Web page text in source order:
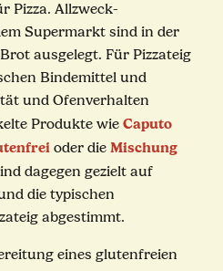
Pizza. Allzweck-
Supermarkt sind in der
ausgelegt. Für Pizzateig
Bindemittel und
und Ofenverhalten
Produkte wie Caputo
oder die Mischung
dagegen gezielt auf
die typischen
abgestimmt.
eines glutenfreien